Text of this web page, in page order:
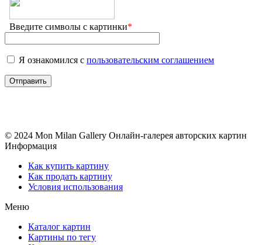
Введите символы с картинки*
Я ознакомился с пользовательским соглашением
© 2024 Mon Milan Gallery Онлайн-галерея авторских картин
Информация
Как купить картину
Как продать картину
Условия использования
Меню
Каталог картин
Картины по тегу